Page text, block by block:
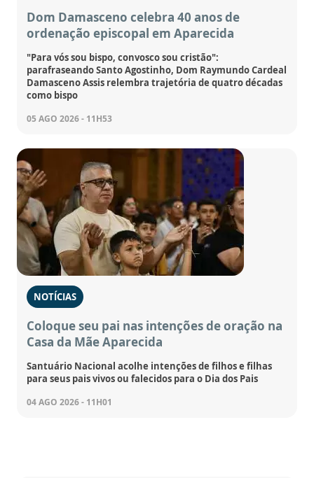
Dom Damasceno celebra 40 anos de
ordenação episcopal em Aparecida
"Para vós sou bispo, convosco sou cristão":
parafraseando Santo Agostinho, Dom Raymundo Cardeal
Damasceno Assis relembra trajetória de quatro décadas
como bispo
05 AGO 2026 - 11H53
NOTÍCIAS
Coloque seu pai nas intenções de oração na
Casa da Mãe Aparecida
Santuário Nacional acolhe intenções de filhos e filhas
para seus pais vivos ou falecidos para o Dia dos Pais
04 AGO 2026 - 11H01